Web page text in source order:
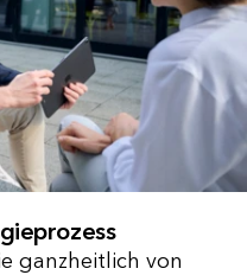
ganzheitlich von